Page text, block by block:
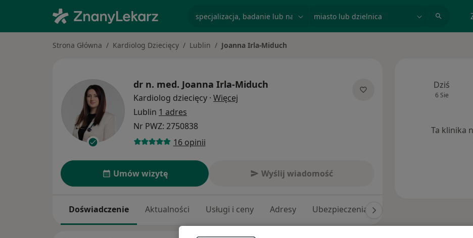
Strona Główna Kardiolog Dziecięcy Lublin Joanna Irla-Miduch
dr n. med. Joanna Irla-Miduch
Kardiolog dziecięcy · Więcej
Lublin 1 adres
Nr PWZ: 2750838
16 opinii
Umów wizytę Wyślij wiadomość
Doświadczenie Aktualności Usługi i ceny Adresy Ubezpieczenia
Dziś
6 Sie
Ta klinika